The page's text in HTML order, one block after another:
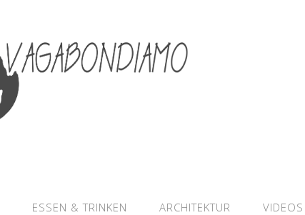
ESSEN & TRINKEN ARCHITEKTUR VIDEOS